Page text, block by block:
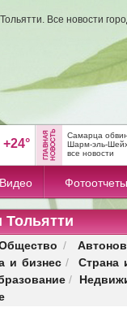
Все новости
+24°
Самарца
Шарм-эль-
все новости
Видео Фотоотчеты
Тольятти
/
и бизнес/
Страна
/